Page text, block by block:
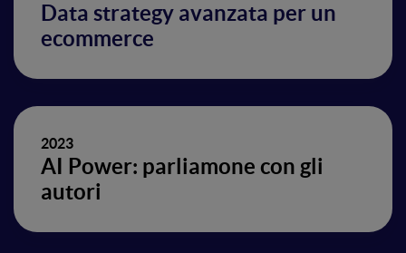
Data strategy avanzata per un
ecommerce
2023
AI Power: parliamone con gli
autori